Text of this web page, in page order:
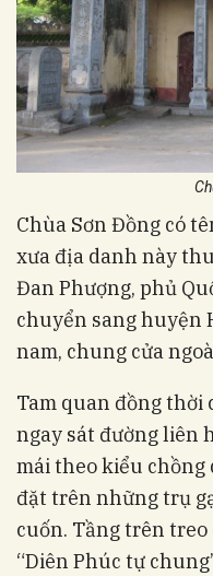
Chùa Sơn Đồng có
xưa địa danh này
Đan Phượng, phủ
chuyển sang huyện
nam, chung cửa
Tam quan đồng thời
ngay sát đường liên
mái theo kiểu chồng
đặt trên những trụ
cuốn. Tầng trên
“Diên Phúc tự